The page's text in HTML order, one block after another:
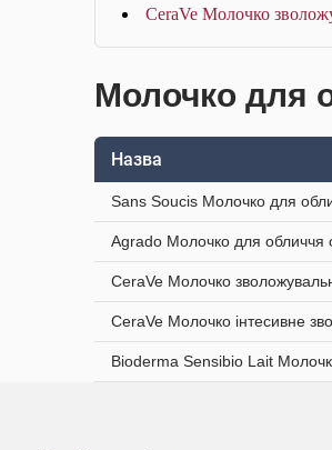
CeraVe Молочко
Молочко для
Назва
Sans Soucis Молочко для
Agrado Молочко для
CeraVe Молочко
CeraVe Молочко інтесивне
Bioderma Sensibio Lait